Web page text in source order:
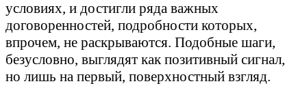
условиях, и достигли ряда важных
договоренностей, подробности которых,
впрочем, не раскрываются. Подобные шаги,
безусловно, выглядят как позитивный сигнал,
но лишь на первый, поверхностный взгляд.